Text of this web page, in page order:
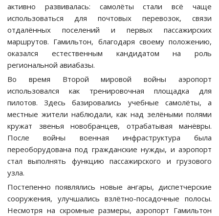
активно развивалась: самолёты стали всё чаще
использоваться для почтовых перевозок, связи
отдалённых поселений и первых пассажирских
маршрутов. Гамильтон, благодаря своему положению,
оказался естественным кандидатом на роль
региональной авиабазы.
Во время Второй мировой войны аэропорт
использовался как тренировочная площадка для
пилотов. Здесь базировались учебные самолёты, а
местные жители наблюдали, как над зелёными полями
кружат звенья новобранцев, отрабатывая манёвры.
После войны военная инфраструктура была
переоборудована под гражданские нужды, и аэропорт
стал выполнять функцию пассажирского и грузового
узла.
Постепенно появлялись новые ангары, диспетчерские
сооружения, улучшались взлётно-посадочные полосы.
Несмотря на скромные размеры, аэропорт Гамильтон